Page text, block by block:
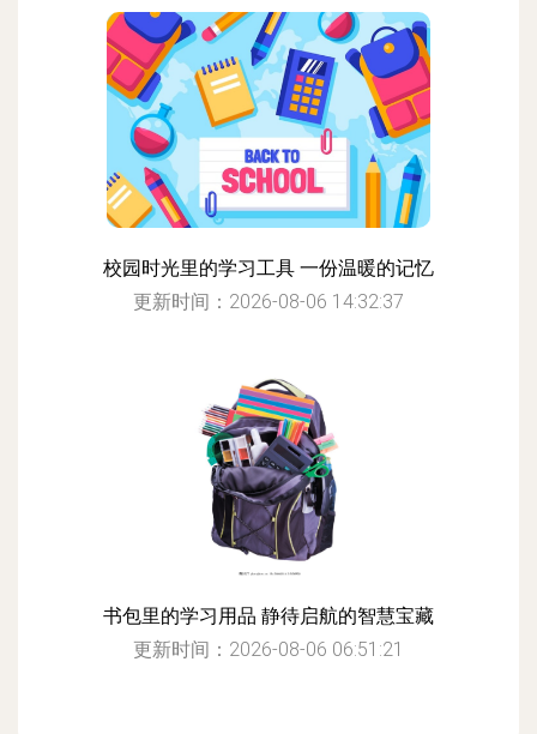
校园时光里的学习工具 一份温暖的记忆
更新时间：2026-08-06 14:32:37
书包里的学习用品 静待启航的智慧宝藏
更新时间：2026-08-06 06:51:21